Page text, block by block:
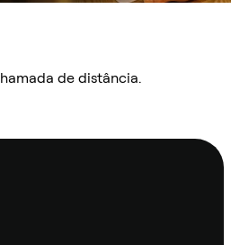
de distância.